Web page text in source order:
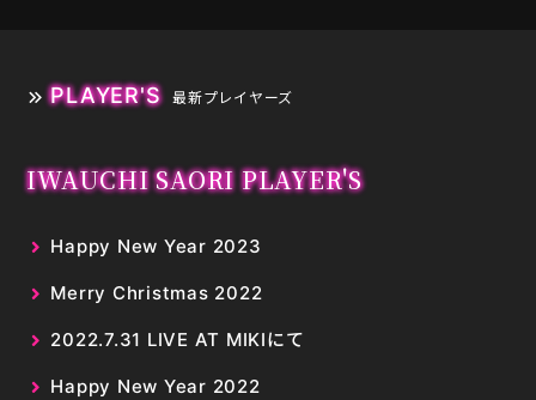
PLAYER'S 最新プレイヤーズ
IWAUCHI SAORI PLAYER'S
Happy New Year 2023
Merry Christmas 2022
2022.7.31 LIVE AT MIKIにて
Happy New Year 2022